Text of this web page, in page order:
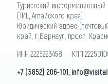
Туристский информационный
(ТИЦ Алтайского края)
Юридический адрес
край, г. Барнаул, просп.
ИНН 2225223458 КПП
+7 (3852) 206-101